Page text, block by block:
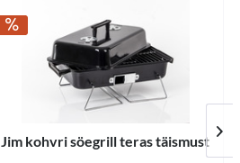
Jim kohvri söegrill teras täismust